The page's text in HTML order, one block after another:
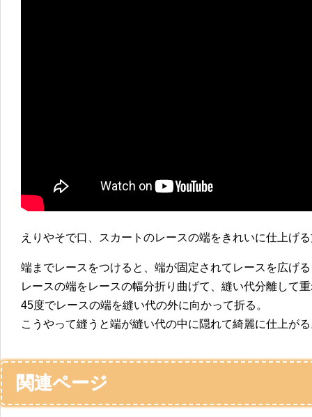
えりやそで口、スカートのレースの端をきれいに仕上げ
端までレースをつけると、端が固定されてレースを広げ
レースの端をレースの幅分折り曲げて、縫い代分離して
45度でレースの端を縫い代の外に向かって折る。
こうやって縫うと端が縫い代の中に隠れて綺麗に仕上が
関連ページ